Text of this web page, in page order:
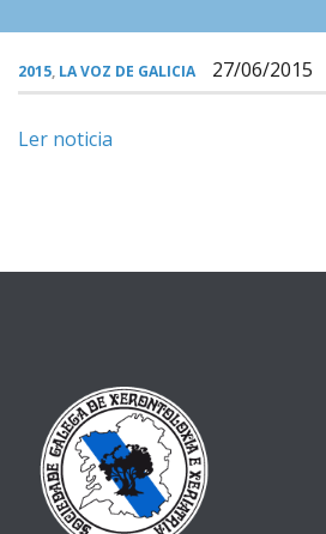
2015, LA VOZ DE GALICIA 27/06/2015
Ler noticia